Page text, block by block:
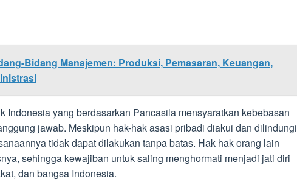
Bidang Manajemen: Produksi, Pemasaran, Keuangan,
Indonesia yang berdasarkan Pancasila mensyaratkan kebebasan
jawab. Meskipun hak-hak asasi pribadi diakui dan dilindungi
tidak dapat dilakukan tanpa batas. Hak hak orang lain
sehingga kewajiban untuk saling menghormati menjadi jati diri
dan bangsa Indonesia.